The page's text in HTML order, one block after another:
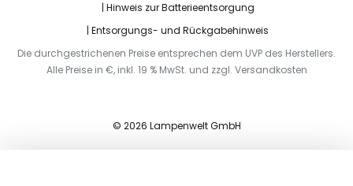
Hinweis zur Batterieentsorgung
Entsorgungs- und Rückgabehinweis
Die durchgestrichenen Preise entsprechen dem UVP des Herstellers.
Alle Preise in €, inkl. 19 % MwSt. und zzgl. Versandkosten
© 2026 Lampenwelt GmbH